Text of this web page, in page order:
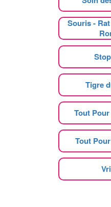
Souris -
Tigre
Tout
Tout